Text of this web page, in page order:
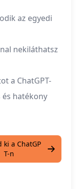
az egyedi
nekiláthatsz
a ChatGPT-
hatékony
ki a ChatGP
T-n